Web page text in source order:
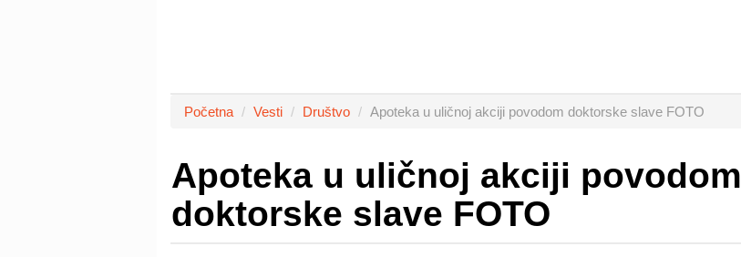
Početna Vesti Društvo Apoteka u uličnoj akciji povodom doktorske slave FOTO
Apoteka u uličnoj akciji povodom
doktorske slave FOTO